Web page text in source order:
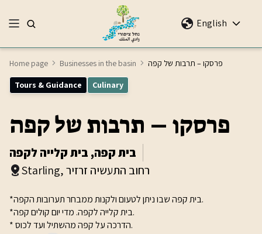
English
Home page Businesses in the basin פרסקו – תרבות של קפה
Tours & Guidance Culinary
פרסקו – תרבות של קפה
בית קפה, בית קלייה לקפה
Starling, רחוב התעשיה זרזיר
*בית קפה שבו ניתן לטעום ולקנות ממבחר תערובות הקפה.
*בית קלייה לקפה. מדי יום קולים קפה.
* הדרכה על קפה מהשתיל ועד לכוס.